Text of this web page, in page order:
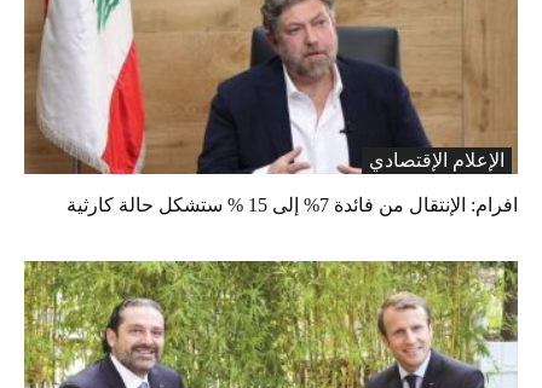
الإعلام الإقتصادي
افرام: الإنتقال من فائدة 7% إلى 15 % ستشكل حالة كارثية